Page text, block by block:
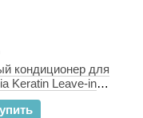
кондиционер для
Keratin Leave-in
100 мл